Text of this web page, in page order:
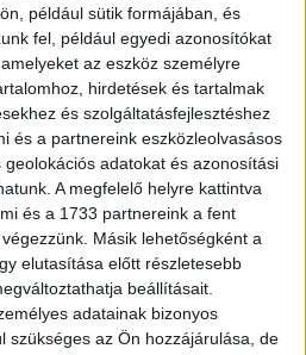
például sütik formájában, és
fel, például egyedi azonosítókat
az eszköz személyre
hirdetések és tartalmak
és szolgáltatásfejlesztéshez
és a partnereink eszközleolvasásos
adatokat és azonosítási
A megfelelő helyre kattintva
és a 1733 partnereink a fent
Másik lehetőségként a
elutasítása előtt részletesebb
beállításait.
adatainak bizonyos
szükséges az Ön hozzájárulása, de
amelyek eddig „működtek”,
kérdésessé válnak.
Hirdetés
sokkal inkább egy belső
észrevenni, hogy nem minden
különbség aközött, ami valóban
ami csak megszokásból tűnik